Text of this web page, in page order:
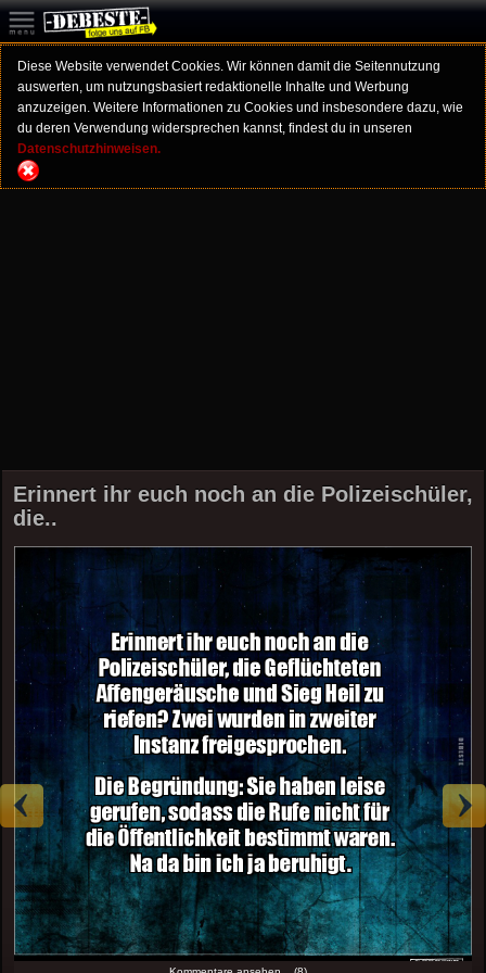
Diese Website verwendet Cookies. Wir können damit die Seitennutzung
auswerten, um nutzungsbasiert redaktionelle Inhalte und Werbung
anzuzeigen. Weitere Informationen zu Cookies und insbesondere dazu, wie
du deren Verwendung widersprechen kannst, findest du in unseren
Datenschutzhinweisen.
Erinnert ihr euch noch an die Polizeischüler,
die..